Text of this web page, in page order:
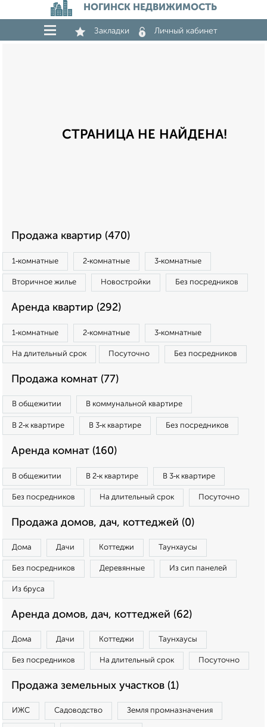
НОГИНСК НЕДВИЖИМОСТЬ
Закладки Личный кабинет
СТРАНИЦА НЕ НАЙДЕНА!
Продажа квартир (470)
1‑комнатные 2‑комнатные 3‑комнатные
Вторичное жилье Новостройки Без посредников
Аренда квартир (292)
1‑комнатные 2‑комнатные 3‑комнатные
На длительный срок Посуточно Без посредников
Продажа комнат (77)
В общежитии В коммунальной квартире
В 2‑к квартире В 3‑к квартире Без посредников
Аренда комнат (160)
В общежитии В 2‑к квартире В 3‑к квартире
Без посредников На длительный срок Посуточно
Продажа домов, дач, коттеджей (0)
Дома Дачи Коттеджи Таунхаусы
Без посредников Деревянные Из сип панелей
Из бруса
Аренда домов, дач, коттеджей (62)
Дома Дачи Коттеджи Таунхаусы
Без посредников На длительный срок Посуточно
Продажа земельных участков (1)
ИЖС Садоводство Земля промназначения